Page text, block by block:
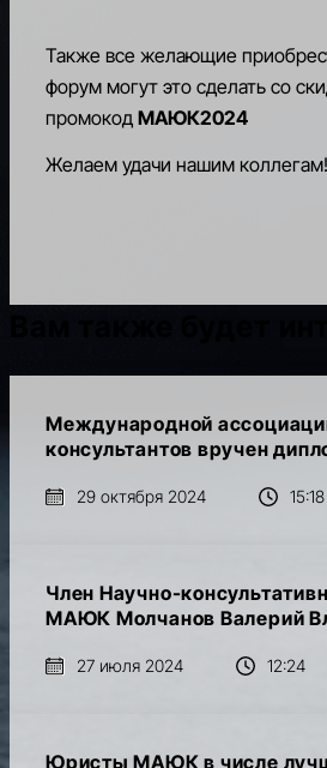
Также все желающие
форум могут это сделать со
промокод МАЮК2024
Желаем удачи нашим коллегам!
Международной
консультантов вручен
29 октября 2024 15:18
Член Научно-
МАЮК Молчанов Валерий
27 июля 2024 12:24
Юристы МАЮК в числе